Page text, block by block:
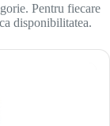
Pentru fiecare
disponibilitatea.